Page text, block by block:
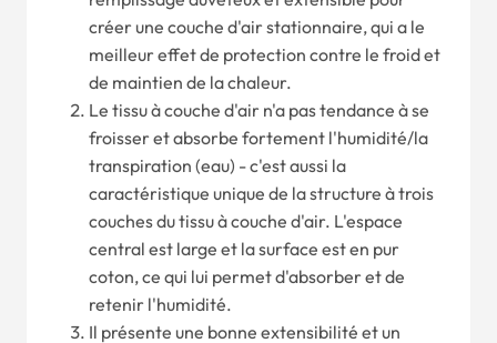
créer une couche d'air stationnaire, qui a le
meilleur effet de protection contre le froid et
de maintien de la chaleur.
Le tissu à couche d'air n'a pas tendance à se
froisser et absorbe fortement l'humidité/la
transpiration (eau) - c'est aussi la
caractéristique unique de la structure à trois
couches du tissu à couche d'air. L'espace
central est large et la surface est en pur
coton, ce qui lui permet d'absorber et de
retenir l'humidité.
Il présente une bonne extensibilité et un